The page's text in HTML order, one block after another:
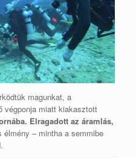
magunkat, a
végponja miatt kiakasztott
Elragadott az áramlás,
élmény – mintha a semmibe